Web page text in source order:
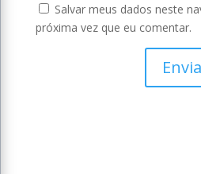
Salvar meus dados neste
próxima vez que eu comentar.